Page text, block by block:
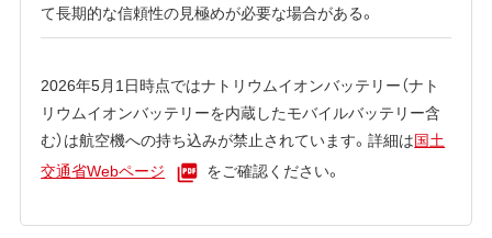
て長期的な信頼性の見極めが必要な場合がある。
2026年5月1日時点ではナトリウムイオンバッテリー（ナト
リウムイオンバッテリーを内蔵したモバイルバッテリー含
む）は航空機への持ち込みが禁止されています。詳細は国土
交通省Webページ
をご確認ください。